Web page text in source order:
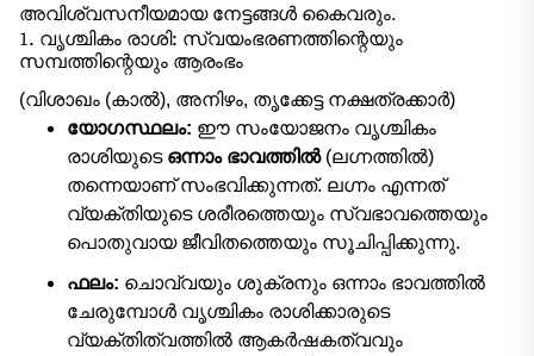
അവിശ്വസനീയമായ നേട്ടങ്ങൾ കൈവരും.
1. വൃശ്ചികം രാശി: സ്വയംഭരണത്തിന്റെയും
സമ്പത്തിന്റെയും ആരംഭം
(വിശാഖം (കാൽ), അനിഴം, തൃക്കേട്ട നക്ഷത്രക്കാർ)
യോഗസ്ഥലം: ഈ സംയോജനം വൃശ്ചികം
രാശിയുടെ ഒന്നാം ഭാവത്തിൽ(ലഗ്നത്തിൽ)
തന്നെയാണ് സംഭവിക്കുന്നത്. ലഗ്നം എന്നത്
വ്യക്തിയുടെ ശരീരത്തെയും സ്വഭാവത്തെയും
പൊതുവായ ജീവിതത്തെയും സൂചിപ്പിക്കുന്നു.
ഫലം: ചൊവ്വയും ശുക്രനും ഒന്നാം ഭാവത്തിൽ
ചേരുമ്പോൾ വൃശ്ചികം രാശിക്കാരുടെ
വ്യക്തിത്വത്തിൽ ആകർഷകത്വവും